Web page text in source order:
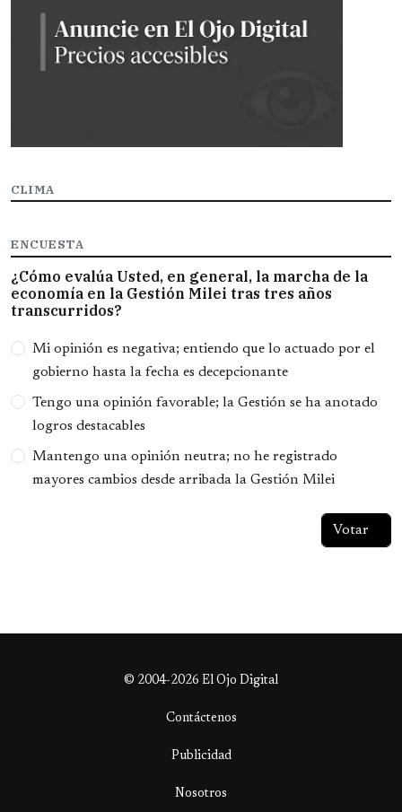
CLIMA
ENCUESTA
¿Cómo evalúa Usted, en general, la marcha de la
economía en la Gestión Milei tras tres años
transcurridos?
Opciones
Mi opinión es negativa; entiendo que lo actuado por el
gobierno hasta la fecha es decepcionante
Tengo una opinión favorable; la Gestión se ha anotado
logros destacables
Mantengo una opinión neutra; no he registrado
mayores cambios desde arribada la Gestión Milei
© 2004-2026 El Ojo Digital
Contáctenos
Publicidad
Nosotros